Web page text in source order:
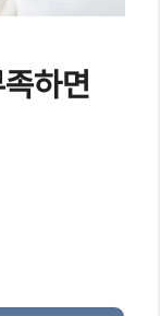
하면